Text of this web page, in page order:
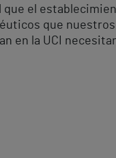
que el
que
en la UCI